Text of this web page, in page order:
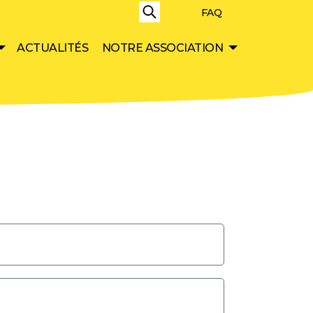
FAQ
ACTUALITÉS
NOTRE ASSOCIATION
Au service de la création